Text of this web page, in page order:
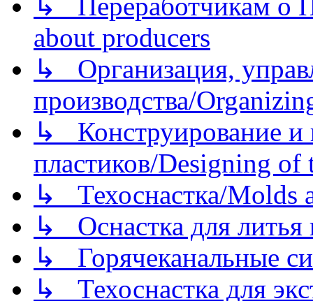
about producers
↳ Организация,
производства/
↳ Конструирование и
пластиков/Designing of
↳ Техоснастка/Molds
↳ Оснастка для литья
↳ Горячеканальные
↳ Техоснастка для